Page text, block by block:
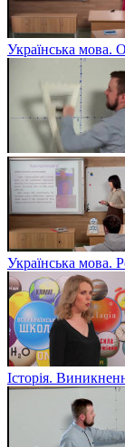
Українська мова.
Українська мова.
Історія.